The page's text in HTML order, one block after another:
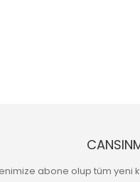
abone olup tüm yeni